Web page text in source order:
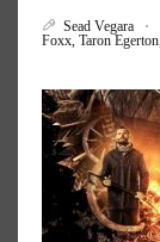
Sead Vegara
Foxx, Taron